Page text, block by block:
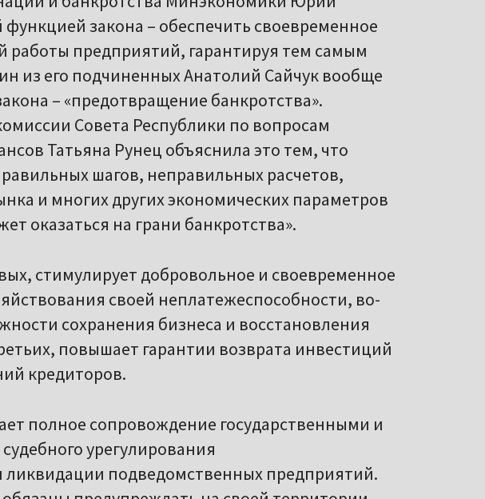
закона – обеспечить своевременное
работы предприятий, гарантируя тем самым
из его подчиненных Анатолий Сайчук вообще
– «предотвращение банкротства».
Совета Республики по вопросам
Татьяна Рунец объяснила это тем, что
шагов, неправильных расчетов,
и многих других экономических параметров
оказаться на грани банкротства».
стимулирует добровольное и своевременное
своей неплатежеспособности, во-
сохранения бизнеса и восстановления
повышает гарантии возврата инвестиций
кредиторов.
полное сопровождение государственными и
урегулирования
ликвидации подведомственных предприятий.